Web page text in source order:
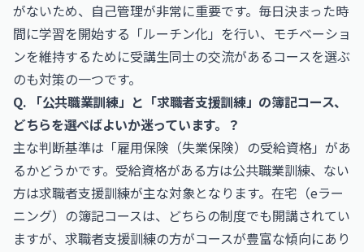
がないため、自己管理が非常に重要です。毎日決まった時
間に学習を開始する「ルーチン化」を行い、モチベーショ
ンを維持するために受講生同士の交流があるコースを選ぶ
のも対策の一つです。
Q. 「公共職業訓練」と「求職者支援訓練」の簿記コース、
どちらを選べばよいか迷っています。？
主な判断基準は「雇用保険（失業保険）の受給資格」があ
るかどうかです。受給資格がある方は公共職業訓練、ない
方は求職者支援訓練が主な対象となります。在宅（eラー
ニング）の簿記コースは、どちらの制度でも開講されてい
ますが、求職者支援訓練の方がコースが豊富な傾向にあり